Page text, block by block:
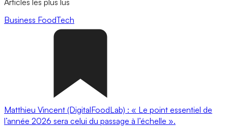
Business FoodTech
Matthieu Vincent (DigitalFoodLab) : « Le point essentiel de
l’année 2026 sera celui du passage à l’échelle ».